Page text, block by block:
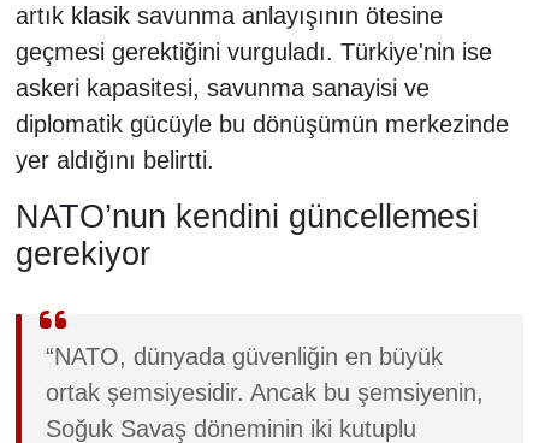
artık klasik savunma anlayışının ötesine
geçmesi gerektiğini vurguladı. Türkiye'nin ise
askeri kapasitesi, savunma sanayisi ve
diplomatik gücüyle bu dönüşümün merkezinde
yer aldığını belirtti.
NATO’nun kendini güncellemesi
gerekiyor
“NATO, dünyada güvenliğin en büyük
ortak şemsiyesidir. Ancak bu şemsiyenin,
Soğuk Savaş döneminin iki kutuplu